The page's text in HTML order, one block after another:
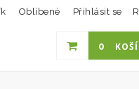
Oblíbené Přihlásit se
0